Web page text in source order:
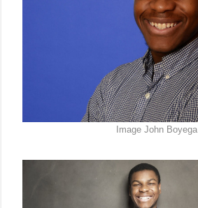
Image John Boyega